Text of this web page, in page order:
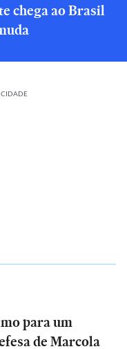
chega ao Brasil
para um
de Marcola